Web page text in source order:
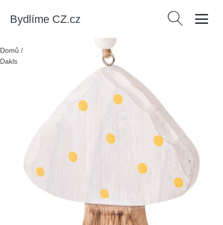
Bydlíme CZ.cz Vyhledávání
Domů /
Závěsné dekorace v sadě 3 ks –
Dakls